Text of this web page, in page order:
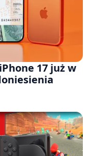
17 już w